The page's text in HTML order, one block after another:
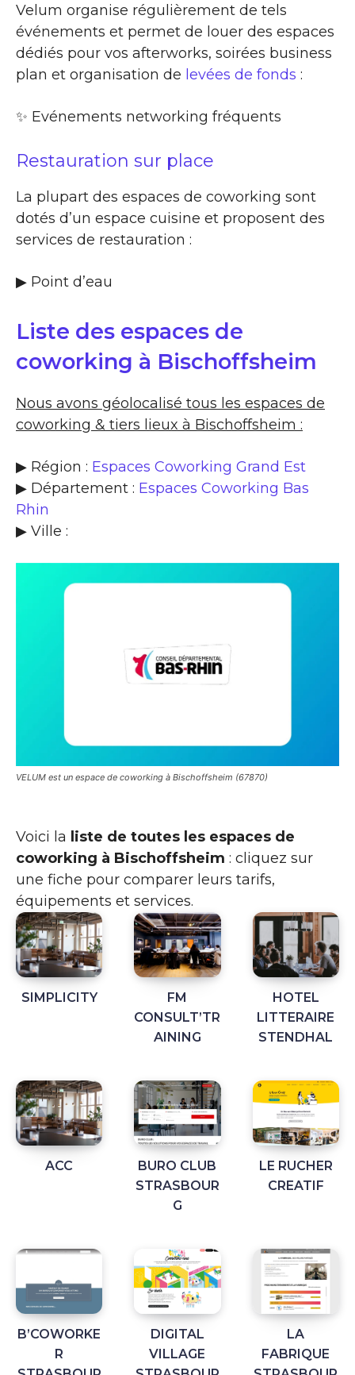
Velum organise régulièrement de tels
événements et permet de louer des espaces
dédiés pour vos afterworks, soirées business
plan et organisation de levées de fonds :
✨​ Evénements networking fréquents
Restauration sur place
La plupart des espaces de coworking sont
dotés d’un espace cuisine et proposent des
services de restauration :
▶​ Point d’eau
Liste des espaces de
coworking à Bischoffsheim
Nous avons géolocalisé tous les espaces de
coworking & tiers lieux à Bischoffsheim :
▶ Région : Espaces Coworking Grand Est
▶ Département : Espaces Coworking Bas
Rhin
▶ Ville :
VELUM est un espace de coworking à Bischoffsheim (67870)
Voici la liste de toutes les espaces de
coworking à Bischoffsheim : cliquez sur
une fiche pour comparer leurs tarifs,
équipements et services.
SIMPLICITY
FM
CONSULT’TR
AINING
HOTEL
LITTERAIRE
STENDHAL
ACC
BURO CLUB
STRASBOUR
G
LE RUCHER
CREATIF
B’COWORKE
R
DIGITAL
VILLAGE
LA
FABRIQUE